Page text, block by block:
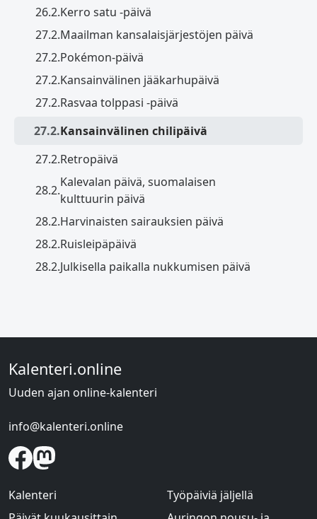
26.2.Kerro satu -päivä
27.2.Maailman kansalaisjärjestöjen päivä
27.2.Pokémon-päivä
27.2.Kansainvälinen jääkarhupäivä
27.2.Rasvaa tolppasi -päivä
27.2.Kansainvälinen chilipäivä
27.2.Retropäivä
28.2.
Kalevalan päivä, suomalaisen
kulttuurin päivä
28.2.Harvinaisten sairauksien päivä
28.2.Ruisleipäpäivä
28.2.Julkisella paikalla nukkumisen päivä
Kalenteri.online
Uuden ajan online-kalenteri
info@kalenteri.online
Kalenteri
Työpäiviä jäljellä